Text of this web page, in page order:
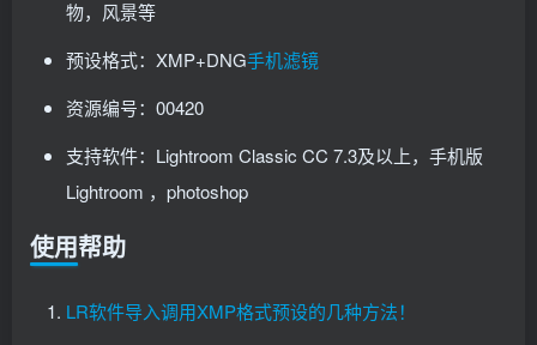
物，风景等
预设格式：XMP+DNG手机滤镜
资源编号：00420
支持软件：Lightroom Classic CC 7.3及以上，手机版
Lightroom ，photoshop
使用帮助
LR软件导入调用XMP格式预设的几种方法！